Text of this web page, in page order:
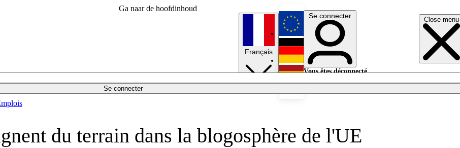
Ga naar de hoofdinhoud
Close menu
Se connecter
Français
English
Deutsch
Se connecter
Vous êtes déconnecté.
du terrain dans la blogosphère de l'UE